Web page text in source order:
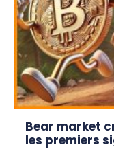
Bear market
les premiers